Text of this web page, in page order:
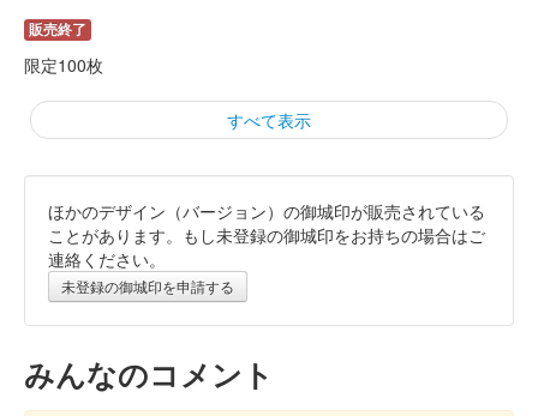
販売終了
限定100枚
すべて表示
本庄城 御城印 こだま秋まつり2025限定印
販売終了
限定100枚
本庄城 御城印
子供交通安全の陣「とびだし実忠」限
ほかのデザイン（バージョン）の御城印が販売されている
ことがあります。もし未登録の御城印をお持ちの場合はご
連絡ください。
未登録の御城印を申請する
みんなのコメント